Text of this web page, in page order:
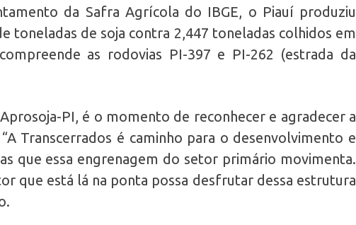
da Safra Agrícola do IBGE, o Piauí produziu
toneladas de soja contra 2,447 toneladas colhidos em
as rodovias PI-397 e PI-262 (estrada da
PI, é o momento de reconhecer e agradecer a
Transcerrados é caminho para o desenvolvimento e
que essa engrenagem do setor primário movimenta.
que está lá na ponta possa desfrutar dessa estrutura